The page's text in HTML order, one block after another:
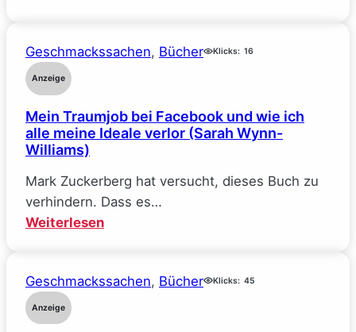
–
(Elle
Kennedy)
Geschmackssachen, Bücher Klicks: 16
Anzeige
Mein Traumjob bei Facebook und wie ich
alle meine Ideale verlor (Sarah Wynn-
Williams)
Mark Zuckerberg hat versucht, dieses Buch zu
verhindern. Dass es…
Weiterlesen:
bei
Geschmackssachen, Bücher Klicks: 45
Anzeige